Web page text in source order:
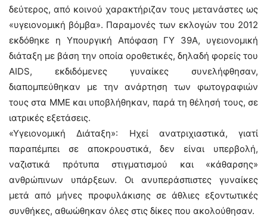
δεύτερος, από κοινού χαρακτήριζαν τους μετανάστες ως
«υγειονομική βόμβα». Παραμονές των εκλογών του 2012
εκδόθηκε η Υπουργική Απόφαση ΓΥ 39A, υγειονομική
διάταξη με βάση την οποία οροθετικές, δηλαδή φορείς του
AIDS, εκδιδόμενες γυναίκες συνελήφθησαν,
διαπομπεύθηκαν με την ανάρτηση των φωτογραφιών
τους στα ΜΜΕ και υποβλήθηκαν, παρά τη θέλησή τους, σε
ιατρικές εξετάσεις.
«Υγειονομική Διάταξη»: Ηχεί ανατριχιαστικά, γιατί
παραπέμπει σε αποκρουστικά, δεν είναι υπερβολή,
ναζιστικά πρότυπα στιγματισμού και «κάθαρσης»
ανθρώπινων υπάρξεων. Οι ανυπεράσπιστες γυναίκες
μετά από μήνες προφυλάκισης σε άθλιες εξοντωτικές
συνθήκες, αθωώθηκαν όλες στις δίκες που ακολούθησαν.